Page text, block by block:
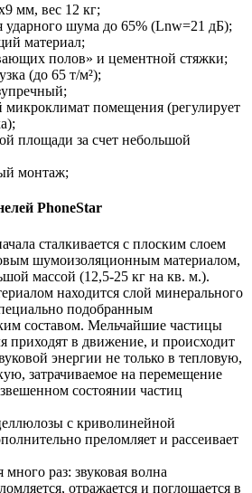
мм, вес 12 кг;
шума до 65% (Lnw=21 дБ);
материал;
полов» и цементной стяжки;
(до 65 т/м²);
микроклимат помещения (регулирует
площади за счет небольшой
монтаж;
PhoneStar
сталкивается с плоским слоем
шумоизоляционным материалом,
массой (12,5-25 кг на кв. м.).
находится слой минерального
подобранным
составом. Мельчайшие частицы
приходят в движение, и происходит
энергии не только в тепловую,
затрачиваемое на перемещение
состоянии частиц
с криволинейной
преломляет и рассеивает
много раз: звуковая волна
отражается и поглощается в